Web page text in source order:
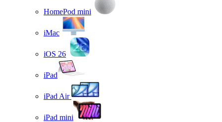
HomePod mini
iMac
iOS 26
iPad
iPad Air
iPad mini